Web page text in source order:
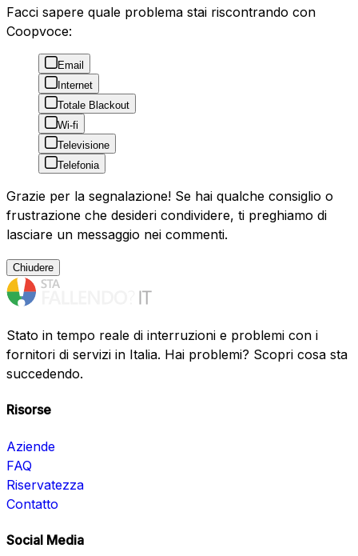
Facci sapere quale problema stai riscontrando con
Coopvoce:
Email
Internet
Totale Blackout
Wi-fi
Televisione
Telefonia
Grazie per la segnalazione! Se hai qualche consiglio o
frustrazione che desideri condividere, ti preghiamo di
lasciare un messaggio nei commenti.
Chiudere
Stato in tempo reale di interruzioni e problemi con i
fornitori di servizi in Italia. Hai problemi? Scopri cosa sta
succedendo.
Risorse
Aziende
FAQ
Riservatezza
Contatto
Social Media